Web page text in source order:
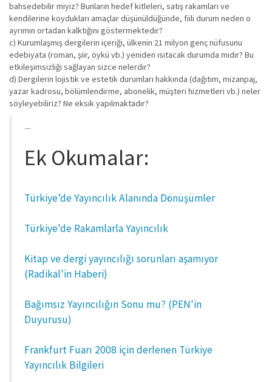
bahsedebilir miyiz? Bunların hedef kitleleri, satış rakamları ve
kendilerine koydukları amaçlar düşünüldüğünde, fiili durum neden o
ayrımın ortadan kalktığını göstermektedir?
c) Kurumlaşmış dergilerin içeriği, ülkenin 21 milyon genç nüfusunu
edebiyata (roman, şiir, öykü vb.) yeniden ısıtacak durumda mıdır? Bu
etkileşimsizliği sağlayan sizce nelerdir?
d) Dergilerin lojistik ve estetik durumları hakkında (dağıtım, mizanpaj,
yazar kadrosu, bölümlendirme, abonelik, müşteri hizmetleri vb.) neler
söyleyebiliriz? Ne eksik yapılmaktadır?
Ek Okumalar:
Türkiye’de Yayıncılık Alanında Dönüşümler
Türkiye'de Rakamlarla Yayıncılık
Kitap ve dergi yayıncılığı sorunları aşamıyor
(Radikal'in Haberi)
Bağımsız Yayıncılığın Sonu mu? (PEN'in
Duyurusu)
Frankfurt Fuarı 2008 için derlenen Türkiye
Yayıncılık Bilgileri